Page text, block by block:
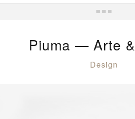
Piuma — Arte
Design